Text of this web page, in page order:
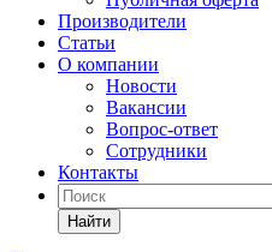
Производители
Статьи
О компании
Новости
Вакансии
Вопрос-ответ
Сотрудники
Контакты
Найти